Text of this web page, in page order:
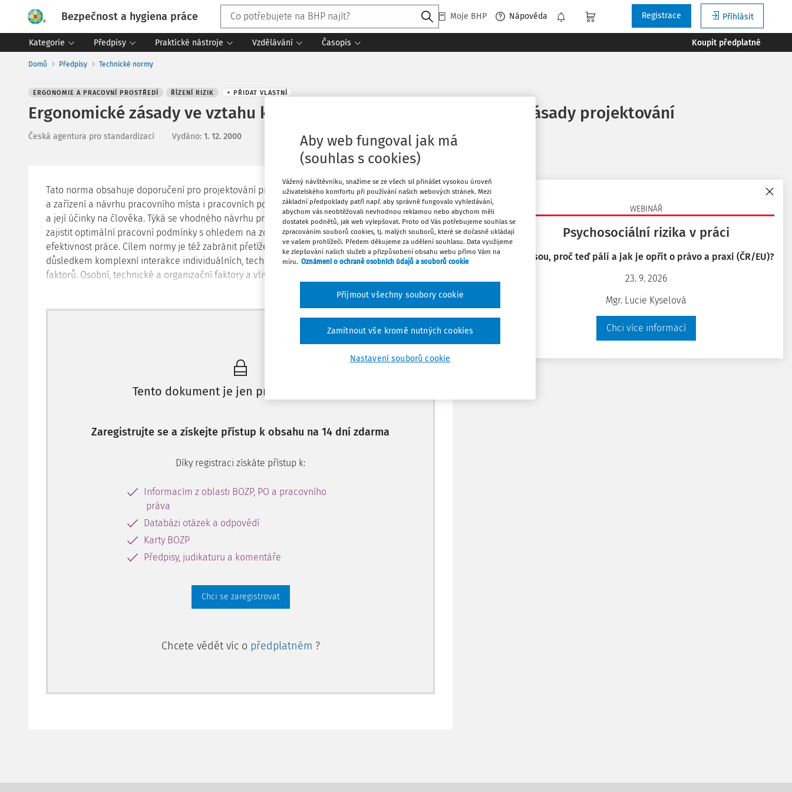
Bezpečnost a hygiena práce Moje BHP Nápověda Přihlásit
Registrace
Kategorie Předpisy Praktické nástroje Vzdělávání Časopis Koupit předplatné
WEBINÁŘ
Psychosociální rizika v práci
Co jsou, proč teď pálí a jak je opřít o právo a praxi (ČR/EU)?
23. 9. 2026
Mgr. Lucie Kyselová
Chci více informací
Domů Předpisy Technické normy
ERGONOMIE A PRACOVNÍ PROSTŘEDÍ ŘÍZENÍ RIZIK + PŘIDAT VLASTNÍ
Ergonomické zásady ve vztahu k mentální pracovní zátěži - Část 2: Zásady projektování
Česká agentura pro standardizaci Vydáno: 1. 12. 2000
Tato norma obsahuje doporučení pro projektování pracovních systémů včetně návrhu zadání
a zařízení a návrhu pracovního místa i pracovních podmínek s ohledem na psychickou zátěž
a její účinky na člověka. Týká se vhodného návrhu práce a využití lidských kapacit, s cílem
zajistit optimální pracovní podmínky s ohledem na zdraví a bezpečnost, pohodlí, výkon a
efektivnost práce. Cílem normy je též zabránit přetížení člověka při práci. Psychická zátěž je
důsledkem komplexní interakce individuálních, technických, organizačních a sociálních
faktorů. Osobní, technické a organizační faktory a vlivy
Máte předplatné? Přihlaste se
Tento dokument je jen pro předplatitele
Zaregistrujte se a získejte přístup k obsahu na 14 dní zdarma
Díky registraci získáte přístup k:
Informacím z oblasti BOZP, PO a pracovního
práva
Databázi otázek a odpovědí
Karty BOZP
Předpisy, judikaturu a komentáře
Chci se zaregistrovat
Chcete vědět víc o předplatném ?
Oblíbené
Stáhnout
Aby web fungoval jak má
(souhlas s cookies)
Vážený návštěvníku, snažíme se ze všech sil přinášet vysokou úroveň
uživatelského komfortu při používání našich webových stránek. Mezi
základní předpoklady patří např. aby správně fungovalo vyhledávání,
abychom vás neobtěžovali nevhodnou reklamou nebo abychom měli
dostatek podnětů, jak web vylepšovat. Proto od Vás potřebujeme souhlas se
zpracováním souborů cookies, tj. malých souborů, které se dočasně ukládají
ve vašem prohlížeči. Předem děkujeme za udělení souhlasu. Data využijeme
ke zlepšování našich služeb a přizpůsobení obsahu webu přímo Vám na
míru. Oznámení o ochraně osobních údajů a souborů cookie
Nastavení souborů cookie
Zamítnout vše kromě nutných cookies
Přijmout všechny soubory cookie